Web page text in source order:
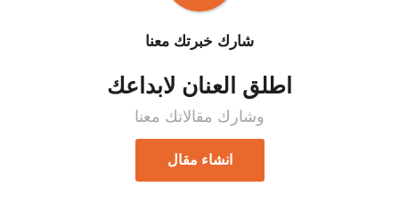
شارك خبرتك معنا
اطلق العنان لابداعك
وشارك مقالاتك معنا
انشاء مقال